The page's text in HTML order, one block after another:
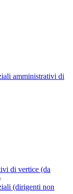
amministrativi di
di vertice (da
(dirigenti non